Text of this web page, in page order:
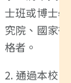
士班或博士
究院、國家
格者。
2. 通過本校